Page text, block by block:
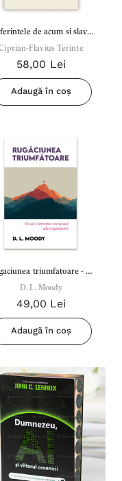
de acum si slava
- Ciprian-Flavius
Terinte
Flavius Terinte
58,00 Lei
Adaugă în coș
triumfatoare - D.
L. Moody
D. L. Moody
49,00 Lei
Adaugă în coș